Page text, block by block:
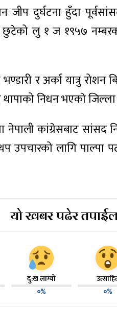
जीप दुर्घटना हुँदा
लु १ ज १९५७
भण्डारी र अर्का यात्रु
निधन भएकाे
नेपाली कांग्रेसबाट
लागि पाल्पा
यो खबर पढेर
दु:ख लाग्यो
०% ०%